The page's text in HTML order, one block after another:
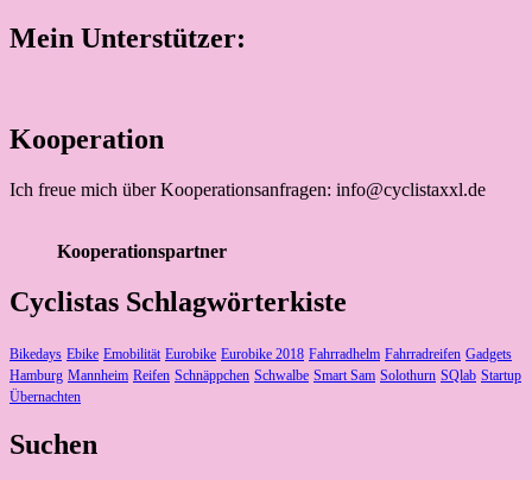
Mein Unterstützer:
Kooperation
Ich freue mich über Kooperationsanfragen: info@cyclistaxxl.de
Kooperationspartner
Cyclistas Schlagwörterkiste
Bikedays Ebike Emobilität Eurobike Eurobike 2018 Fahrradhelm Fahrradreifen Gadgets
Hamburg Mannheim Reifen Schnäppchen Schwalbe Smart Sam Solothurn SQlab Startup
Übernachten
Suchen